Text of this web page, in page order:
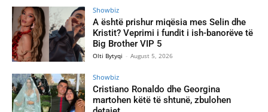
Showbiz
A është prishur miqësia mes Selin dhe
Kristit? Veprimi i fundit i ish-banorëve të
Big Brother VIP 5
Olti Bytyqi - August 5, 2026
Showbiz
Cristiano Ronaldo dhe Georgina
martohen këtë të shtunë, zbulohen